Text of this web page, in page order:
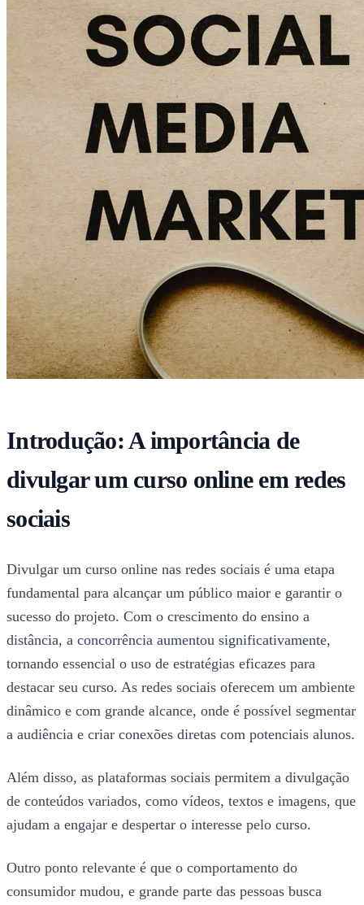
Introdução: A importância de
divulgar um curso online em redes
sociais
Divulgar um curso online nas redes sociais é uma etapa
fundamental para alcançar um público maior e garantir o
sucesso do projeto. Com o crescimento do ensino a
distância, a concorrência aumentou significativamente,
tornando essencial o uso de estratégias eficazes para
destacar seu curso. As redes sociais oferecem um ambiente
dinâmico e com grande alcance, onde é possível segmentar
a audiência e criar conexões diretas com potenciais alunos.
Além disso, as plataformas sociais permitem a divulgação
de conteúdos variados, como vídeos, textos e imagens, que
ajudam a engajar e despertar o interesse pelo curso.
Outro ponto relevante é que o comportamento do
consumidor mudou, e grande parte das pessoas busca